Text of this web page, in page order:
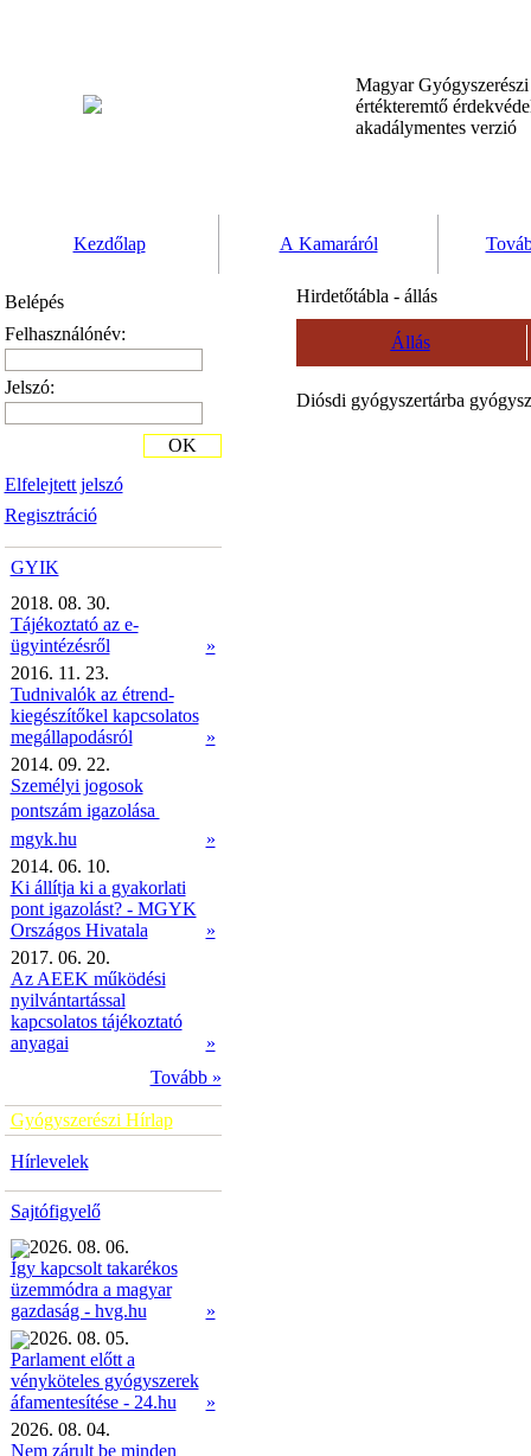
Magyar
értékteremtő
akadálymentes verzió
Kezdőlap A Kamaráról
Belépés
Felhasználónév:
Jelszó:
Elfelejtett jelszó
Regisztráció
OK
GYIK
2018. 08. 30.
Tájékoztató az e-
ügyintézésről
»
2016. 11. 23.
Tudnivalók az étrend-
kiegészítőkel kapcsolatos
megállapodásról
»
2014. 09. 22.
Személyi jogosok
pontszám igazolása 
mgyk.hu
»
2014. 06. 10.
Ki állítja ki a gyakorlati
pont igazolást? - MGYK
Országos Hivatala
»
2017. 06. 20.
Az AEEK működési
nyilvántartással
kapcsolatos tájékoztató
anyagai
»
Tovább »
Gyógyszerészi Hírlap
Hírlevelek
Sajtófigyelő
2026. 08. 06.
Így kapcsolt takarékos
üzemmódra a magyar
gazdaság - hvg.hu
»
2026. 08. 05.
Parlament előtt a
vényköteles gyógyszerek
áfamentesítése - 24.hu
»
2026. 08. 04.
Nem zárult be minden
Hirdetőtábla - állás
Állás
Diósdi gyógyszertárba